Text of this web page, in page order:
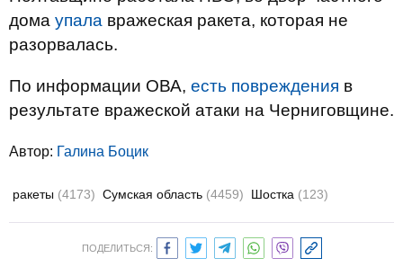
дома упала вражеская ракета, которая не
разорвалась.
По информации ОВА, есть повреждения в
результате вражеской атаки на Черниговщине.
Автор: Галина Боцик
ракеты (4173) Сумская область (4459) Шостка (123)
ПОДЕЛИТЬСЯ: